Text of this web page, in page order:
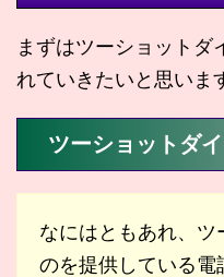
まずはツーショットダ
れていきたいと思いま
ツーショットダ
なにはともあれ、
のを提供している電